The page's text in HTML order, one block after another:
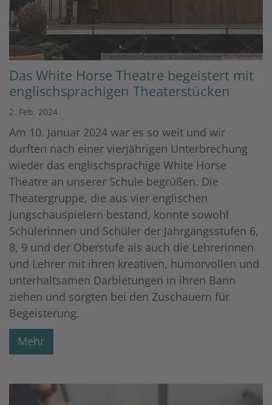
© Bischöfliches Gymnasium St. Ursula Geilenkirchen (Eva Dahlmanns)
Das White Horse Theatre begeistert mit
englischsprachigen Theaterstücken
2. Feb. 2024
Am 10. Januar 2024 war es so weit und wir
durften nach einer vierjährigen Unterbrechung
wieder das englischsprachige White Horse
Theatre an unserer Schule begrüßen. Die
Theatergruppe, die aus vier englischen
Jungschauspielern bestand, konnte sowohl
Schülerinnen und Schüler der Jahrgangsstufen 6,
8, 9 und der Oberstufe als auch die Lehrerinnen
und Lehrer mit ihren kreativen, humorvollen und
unterhaltsamen Darbietungen in ihren Bann
ziehen und sorgten bei den Zuschauern für
Begeisterung.
Mehr